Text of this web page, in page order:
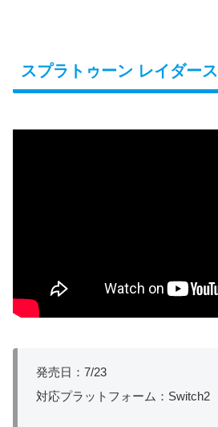
スプラトゥーン レイダース
発売日：7/23
対応プラットフォーム：Switch2